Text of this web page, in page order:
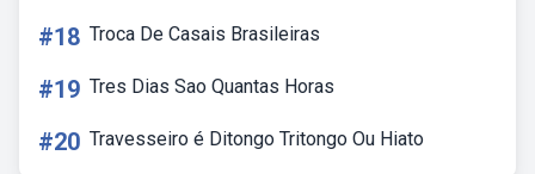
#18 Troca De Casais Brasileiras
#19 Tres Dias Sao Quantas Horas
#20 Travesseiro é Ditongo Tritongo Ou Hiato